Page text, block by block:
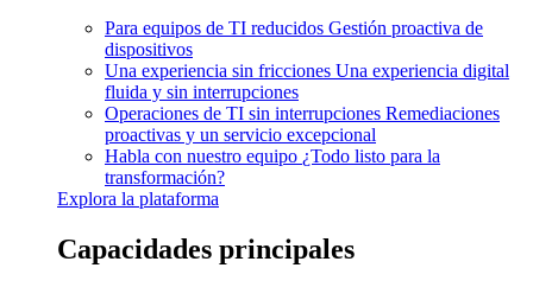
Para equipos de TI reducidos Gestión proactiva de
dispositivos
Una experiencia sin fricciones Una experiencia digital
fluida y sin interrupciones
Operaciones de TI sin interrupciones Remediaciones
proactivas y un servicio excepcional
Habla con nuestro equipo ¿Todo listo para la
transformación?
Explora la plataforma
Capacidades principales